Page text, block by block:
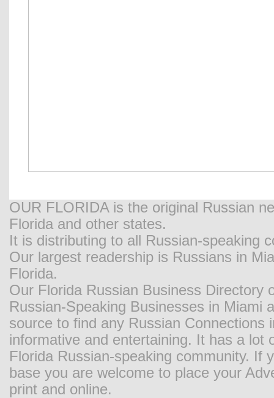
OUR FLORIDA is the original Russian
Florida and other states.
It is distributing to all Russian-speaking
Our largest readership is Russians in
Florida.
Our Florida Russian Business Directory
Russian-Speaking Businesses in Miami
source to find any Russian
informative and entertaining. It has a
Florida Russian-speaking community. If
base you are welcome to place your
print and online.